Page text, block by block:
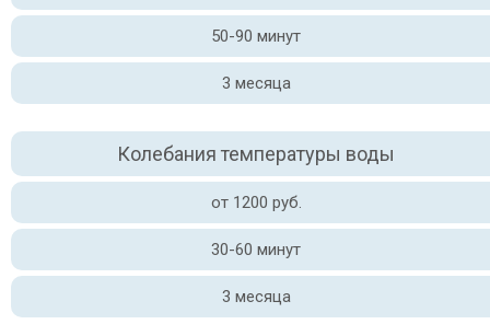
50-90 минут
3 месяца
Колебания температуры воды
от 1200 руб.
30-60 минут
3 месяца